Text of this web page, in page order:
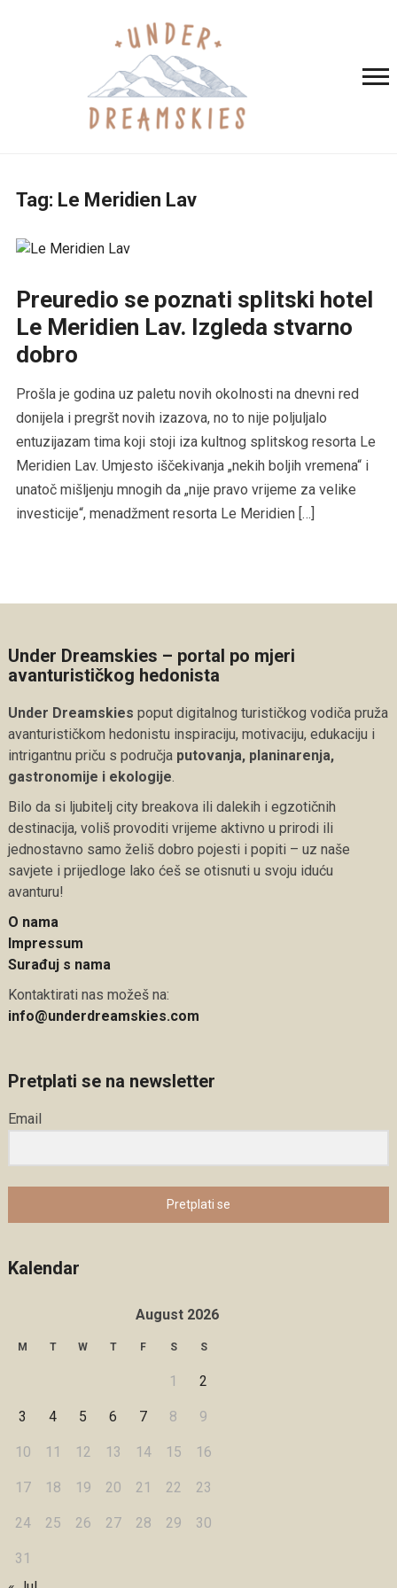
Tag: Le Meridien Lav
Preuredio se poznati splitski hotel
Le Meridien Lav. Izgleda stvarno
dobro
Prošla je godina uz paletu novih okolnosti na dnevni red
donijela i pregršt novih izazova, no to nije poljuljalo
entuzijazam tima koji stoji iza kultnog splitskog resorta Le
Meridien Lav. Umjesto iščekivanja „nekih boljih vremena“ i
unatoč mišljenju mnogih da „nije pravo vrijeme za velike
investicije“, menadžment resorta Le Meridien […]
Under Dreamskies – portal po mjeri
avanturističkog hedonista
Under Dreamskies poput digitalnog turističkog vodiča pruža
avanturističkom hedonistu inspiraciju, motivaciju, edukaciju i
intrigantnu priču s područja putovanja, planinarenja,
gastronomije i ekologije
Bilo da si ljubitelj city breakova ili dalekih i egzotičnih
destinacija, voliš provoditi vrijeme aktivno u prirodi ili
jednostavno samo želiš dobro pojesti i popiti – uz naše
savjete i prijedloge lako ćeš se otisnuti u svoju iduću
avanturu!
O nama
Impressum
Surađuj s nama
Kontaktirati nas možeš na:
info@underdreamskies.com
Pretplati se na newsletter
Email
Pretplati se
Kalendar
August 2026
M T W T F S S
1 2
3 4 5 6 7 8 9
10 11 12 13 14 15 16
17 18 19 20 21 22 23
24 25 26 27 28 29 30
31